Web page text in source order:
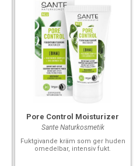
Pore Control Moisturizer
Sante Naturkosmetik
Fuktgivande kräm som ger huden
omedelbar, intensiv fukt.